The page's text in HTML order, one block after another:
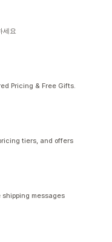
세요
Pricing & Free Gifts.
tiers, and offers
messages